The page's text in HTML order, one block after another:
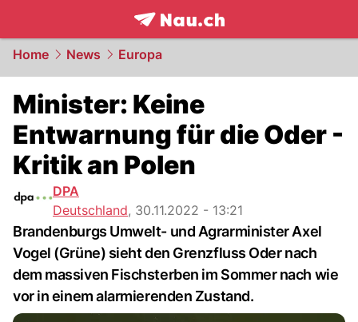
frontpage.NAU.ch
Home News Europa
Minister: Keine
Entwarnung für die Oder -
Kritik an Polen
DPA
Deutschland, 30.11.2022 - 13:21
Brandenburgs Umwelt- und Agrarminister Axel
Vogel (Grüne) sieht den Grenzfluss Oder nach
dem massiven Fischsterben im Sommer nach wie
vor in einem alarmierenden Zustand.